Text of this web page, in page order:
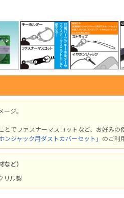
ジ。
とでファスナーマスコットなど、お好みの
ンジャック用ダストカバーセット」 のご利
ど）
リル製